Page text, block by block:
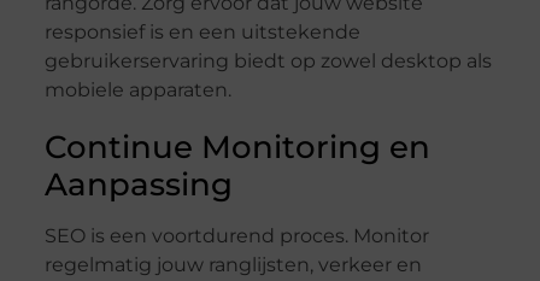
responsief is en een uitstekende
gebruikerservaring biedt op zowel desktop als
mobiele apparaten.
Continue Monitoring en
Aanpassing
SEO is een voortdurend proces. Monitor
regelmatig jouw ranglijsten, verkeer en